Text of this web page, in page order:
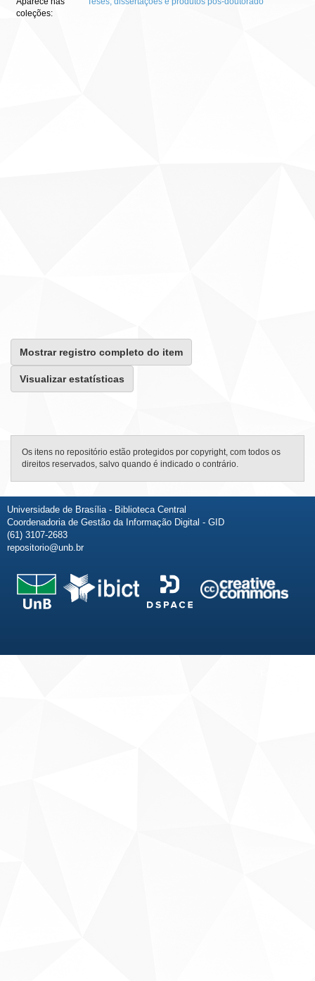
coleções:
Mostrar registro completo do item
Visualizar estatísticas
Os itens no repositório estão protegidos por copyright, com todos os
direitos reservados, salvo quando é indicado o contrário.
Universidade de Brasília - Biblioteca Central
Coordenadoria de Gestão da Informação Digital - GID
(61) 3107-2683
repositorio@unb.br